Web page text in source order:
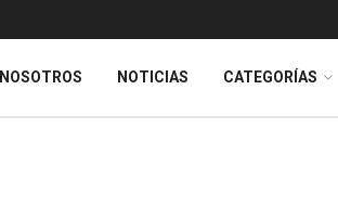
NOSOTROS NOTICIAS CATEGORÍAS